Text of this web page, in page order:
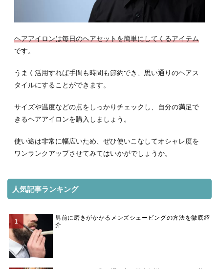
ヘアアイロンは毎日のヘアセットを簡単にしてくるアイテム
です。
うまく活用すれば手間も時間も節約でき、思い通りのヘアス
タイルにすることができます。
サイズや温度などの点をしっかりチェックし、自分の満足で
きるヘアアイロンを購入しましょう。
使い途は非常に幅広いため、ぜひ使いこなしてオシャレ度を
ワンランクアップさせてみてはいかがでしょうか。
人気記事ランキング
男前に磨きがかかるメンズシェービングの方法を徹底紹
介